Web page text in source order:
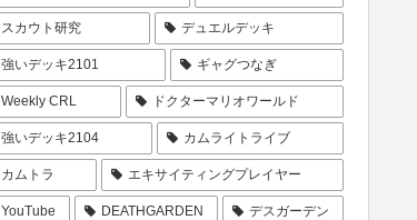
スカウト研究 デュエルデッキ
強いデッキ2101 ギャグつなぎ
Weekly CRL ドクターマリオワールド
強いデッキ2104 カムライトライブ
カムトラ エキサイティングプレイヤー
YouTube DEATHGARDEN デスガーデン